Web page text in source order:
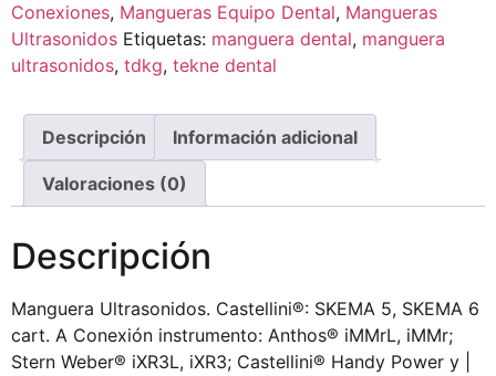
Conexiones, Mangueras Equipo Dental, Mangueras
Ultrasonidos Etiquetas: manguera dental, manguera
ultrasonidos, tdkg, tekne dental
Descripción Información adicional
Valoraciones (0)
Descripción
Manguera Ultrasonidos. Castellini®: SKEMA 5, SKEMA 6
cart. A Conexión instrumento: Anthos® iMMrL, iMMr;
Stern Weber® iXR3L, iXR3; Castellini® Handy Power y |